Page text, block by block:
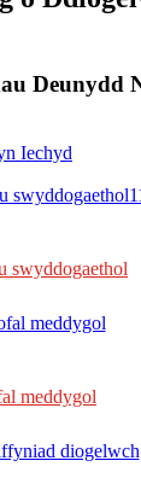
Deunydd
Iechyd
swyddogaethol
meddygol